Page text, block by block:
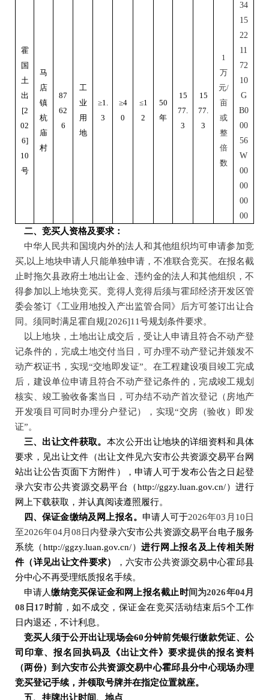
霍
国
土
出
[2
02
6]
10
号
马
店
镇
杭
庙
村
87
62
6
工
业
用
地
≥1.
3
≥4
0
≤1
2
50
年
15
77.
3
15
77.
3
1
万
元/
亩
或
整
倍
数
34
15
22
11
72
10
G
B0
00
56
W
00
00
00
00
二、竞买人资格及要求：
中华人民共和国境内外的法人和其他组织均可申请参加竞
买,以上地块申请人只能单独申请，不准联合竞买。 在报名截
止时拖欠县政府土地出让金、违约金的法人和其他组织 ，不
得参加以上地块竞买。竞得人竞得后须与霍邱经济开发区管
委会签订《工业用地投入产出监管合同》后方可签订出让合
同。须同时满足霍自规[2026]11号规划条件要求。
以上地块，土地出让成交后，受让人申请且符合不动产登
记条件的，完成土地交付当日，可办理不动产登记并颁发不
动产权证书，实现“交地即发证”。在工程建设项目竣工完成
后，建设单位申请且符合不动产登记条件的，完成竣工规划
核实、竣工验收备案当日，可办结不动产首次登记（房地产
开发项目可同时办理分户登记），实现“交房（验收）即发
证”。
三、出让文件获取。 本次公开出让地块的详细资料和具体
要求，见出让文件 （出让文件见六安市公共资源交易平台网
站出让公告页面下方附件），申请人可于发布公告之日起登
录六安市公共资源交易平台（http://ggzy.luan.gov.cn/）进行
网上下载获取，并认真阅读遵照履行。
四、保证金缴纳及网上报名。 申请人可于2026年03 月 10 日
至2026年04月 08 日内登录六安市公共资源交易平台电子服务
系统（http://ggzy.luan.gov.cn/）进行网上报名及上传相关附
件（详见出让文件要求）
，六安市公共资源交易中心霍邱县
分中心不再受理纸质报名手续。
申请人缴纳竞买保证金和网上报名截止时间为2026年04月
08 日 17 时前 ，如不成交，保证金在竞买活动结束后5个工作
日内退还，不计利息。
竞买人须于公开出让现场会60分钟前凭银行缴款凭证、公
司印章、报名回执码及《出让文件》要求提供的报名资料
（两份）到六安市公共资源交易中心霍邱县分中心现场办理
竞买登记手续，并领取号牌并在指定位置就座。
五、挂牌出让时间、地点